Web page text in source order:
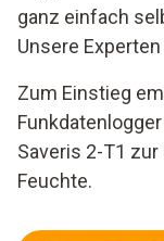
ganz einfach
Unsere
Zum Einstieg
Saveris 2-T1
Feuchte.